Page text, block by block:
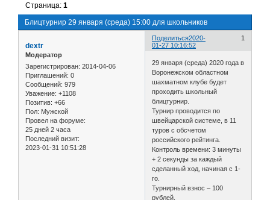
Блицтурнир 29 января (среда) 15:00 для школьников
Страница:1
Поделиться 1
2020-
01-27 10:16:52
dextr
Модератор
Зарегистрирован: 2014-04-06
Приглашений: 0
Сообщений: 979
Уважение: +1108
Позитив: +66
Пол: Мужской
Провел на форуме:
25 дней 2 часа
Последний визит:
2023-01-31 10:51:28
29 января (среда) 2020 года в
Воронежском областном
шахматном клубе будет
проходить школьный
блицтурнир.
Турнир проводится по
швейцарской системе, в 11
туров с обсчетом
российского рейтинга.
Контроль времени: 3 минуты
+ 2 секунды за каждый
сделанный ход, начиная с 1-
го.
Турнирный взнос – 100
рублей.